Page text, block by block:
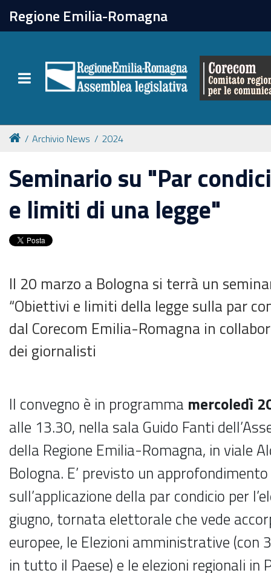
Regione Emilia-Romagna
Toggle navigation
chiudi
Le attività
Archivio News 2024
Seminario su "Par
e limiti di una legge"
Il 20 marzo a Bologna si terrà un
“Obiettivi e limiti della legge sulla par
dal Corecom Emilia-Romagna in
dei giornalisti
Il convegno è in programma mercoledì
alle 13.30, nella sala Guido Fanti
della Regione Emilia-Romagna, in viale
Bologna. E’ previsto un
sull’applicazione della par condicio per
giugno, tornata elettorale che vede
europee, le Elezioni amministrative (con
in tutto il Paese) e le elezioni regionali in